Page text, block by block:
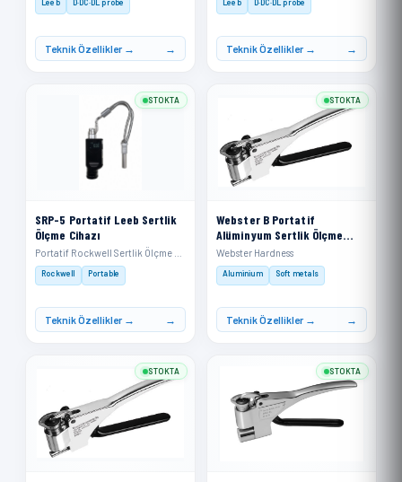
Leeb D·DC·DL probe
Teknik Özellikler →
Leeb D·DC·DL probe
Teknik Özellikler →
SRP-5 Portatif Leeb Sertlik
Ölçme Cihazı
Rockwell Portable
Teknik Özellikler →
STOKTA
Webster B Portatif
Alüminyum Sertlik Ölçme
Cihazı
Webster Hardness
Aluminium Soft metals
Teknik Özellikler →
STOKTA
STOKTA STOKTA